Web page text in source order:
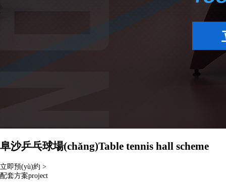
阜沙乒乓球場(chǎng)Table tennis hall scheme
立即預(yù)約 >
配套方案project